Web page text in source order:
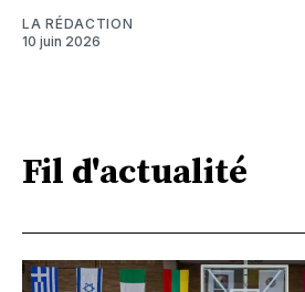
LA RÉDACTION
10 juin 2026
Fil d'actualité